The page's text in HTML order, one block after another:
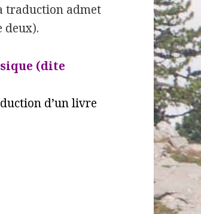
traduction admet
deux).
(dite
d’un livre